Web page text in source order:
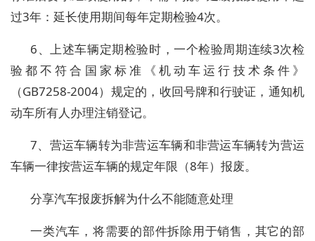
过3年：延长使用期间每年定期检验4次。
6、上述车辆定期检验时，一个检验周期连续3次检
验都不符合国家标准《机动车运行技术条件》
（GB7258-2004）规定的，收回号牌和行驶证，通知机
动车所有人办理注销登记。
7、营运车辆转为非营运车辆和非营运车辆转为营运
车辆一律按营运车辆的规定年限（8年）报废。
分享汽车报废拆解为什么不能随意处理
一类汽车，将需要的部件拆除用于销售，其它的部